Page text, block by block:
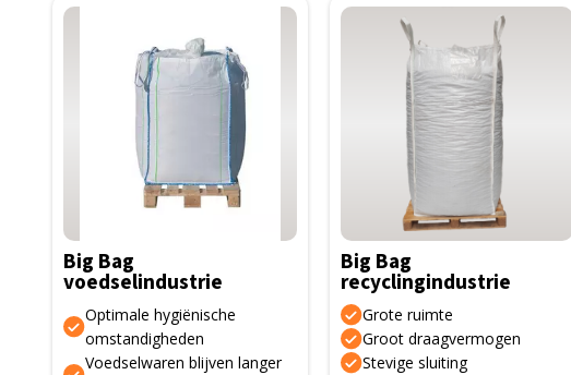
Big Bag
voedselindustrie
Optimale hygiënische
omstandigheden
Voedselwaren blijven langer
Dit
gekozen
worden
op
de
productpagina
Big Bag
recyclingindustrie
Grote ruimte
Groot draagvermogen
Stevige sluiting
Dit
meerdere
variaties.
gekozen
worden
op
de
productpagina